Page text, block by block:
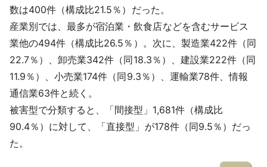
数は400件（構成比21.5％）だった。
産業別では、最多が宿泊業・飲食店などを含むサービス
業他の494件（構成比26.5％）。次に、製造業422件（同
22.7％）、卸売業342件（同18.3％）、建設業222件（同
11.9％）、小売業174件（同9.3％）、運輸業78件、情報
通信業63件と続く。
被害型で分類すると、「間接型」1,681件（構成比
90.4％）に対して、「直接型」が178件（同9.5％）だっ
た。